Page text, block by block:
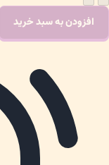
افزودن به سبد خرید